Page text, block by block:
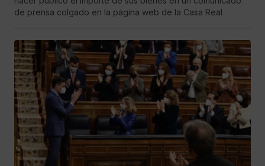
de prensa colgado en la página web de la Casa Real